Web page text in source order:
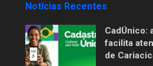
Notícias Recentes
CadÚnico:
facilita
de